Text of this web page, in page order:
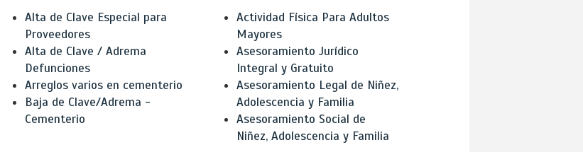
Alta de Clave Especial para
Proveedores
Alta de Clave / Adrema
Defunciones
Arreglos varios en cementerio
Baja de Clave/Adrema -
Cementerio
Actividad Física Para Adultos
Mayores
Asesoramiento Jurídico
Integral y Gratuito
Asesoramiento Legal de Niñez,
Adolescencia y Familia
Asesoramiento Social de
Niñez, Adolescencia y Familia